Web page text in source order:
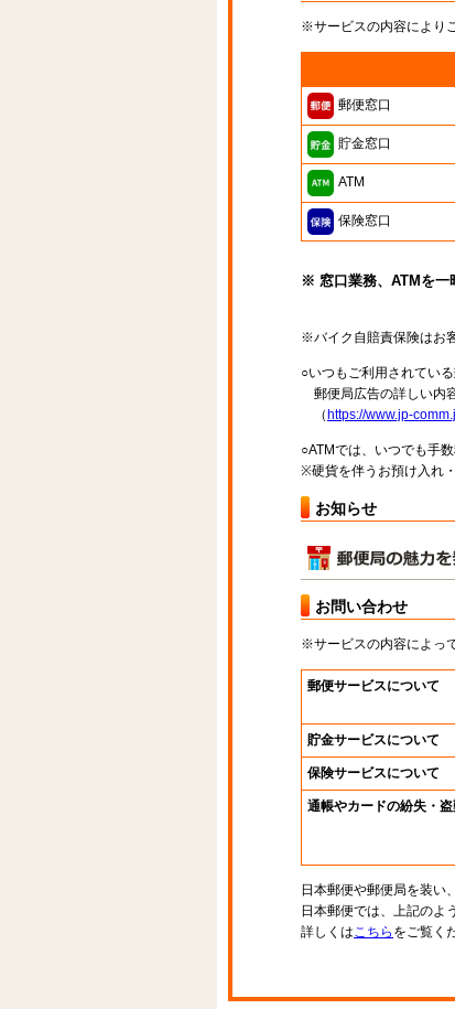
※サービスの内容により
郵便窓口
貯金窓口
ATM
保険窓口
※ 窓口業務、ATMを一
※バイク自賠責保険はお
○いつもご利用されてい
郵便局広告の詳しい内
（ https://www.jp-
○ATMでは、いつでも手
※硬貨を伴うお預け入れ
お知らせ
お問い合わせ
※サービスの内容によっ
郵便サービスについて
貯金サービスについて
保険サービスについて
通帳やカードの紛失・
日本郵便や郵便局を装い
日本郵便では、上記のよ
詳しくはこちら をご覧く